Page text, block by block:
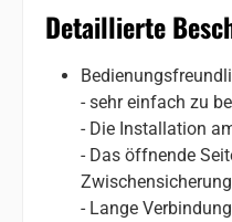
Detaillierte
- sehr einfach zu
- Die Installation
- Das öffnende
- Lange